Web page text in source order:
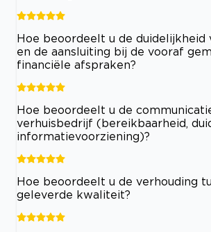
Hoe beoordeelt u de duidelijkheid
en de aansluiting bij de vooraf
financiële afspraken?
Hoe beoordeelt u de
verhuisbedrijf (bereikbaarheid,
informatievoorziening)?
Hoe beoordeelt u de verhouding
geleverde kwaliteit?